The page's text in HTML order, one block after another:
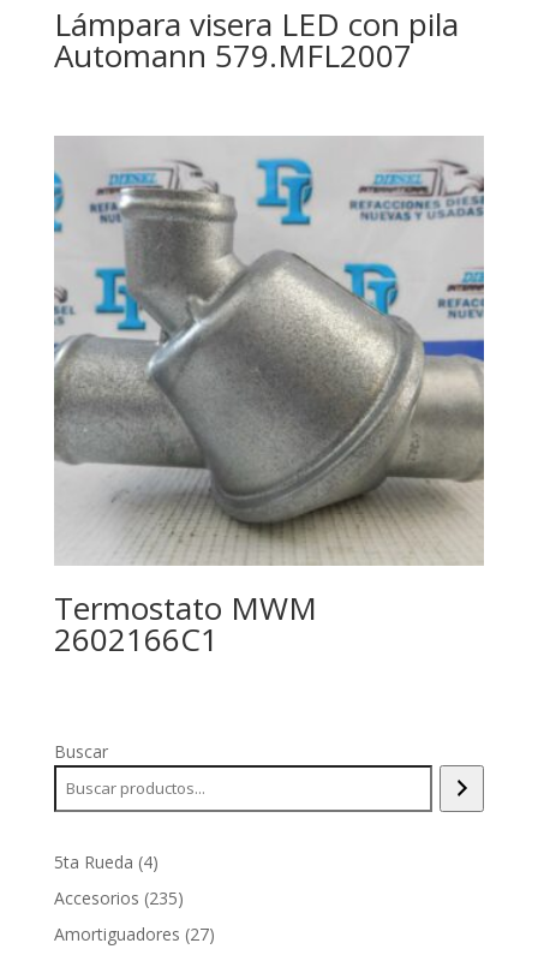
Lámpara visera LED con pila
Automann 579.MFL2007
Termostato MWM
2602166C1
Buscar
5ta Rueda 44
productos
Accesorios 235235
productos
Amortiguadores 2727